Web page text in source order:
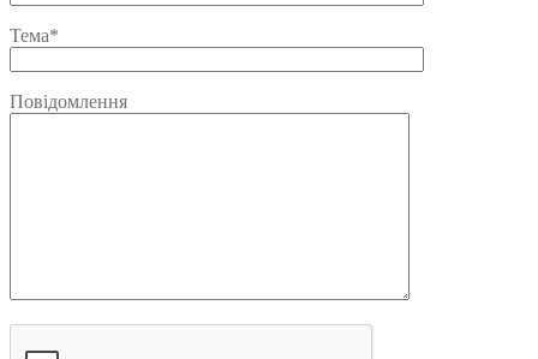
Тема*
Повідомлення